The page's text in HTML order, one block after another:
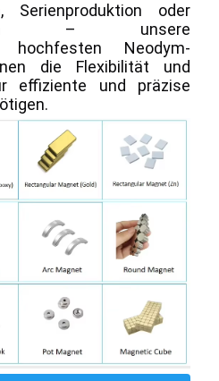
oder
– unsere
hochfesten Neodym-
die Flexibilität und
effiziente und präzise